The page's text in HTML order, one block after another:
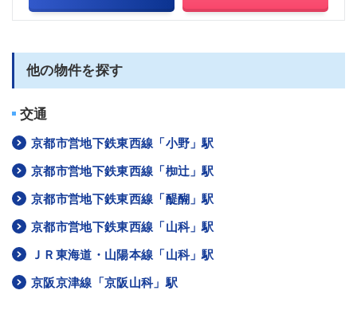
他の物件を探す
交通
京都市営地下鉄東西線「小野」駅
京都市営地下鉄東西線「椥辻」駅
京都市営地下鉄東西線「醍醐」駅
京都市営地下鉄東西線「山科」駅
ＪＲ東海道・山陽本線「山科」駅
京阪京津線「京阪山科」駅